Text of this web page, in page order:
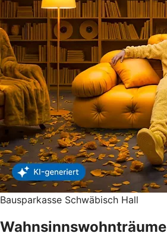
Bausparkasse Schwäbisch Hall
Wahnsinnswohnträume